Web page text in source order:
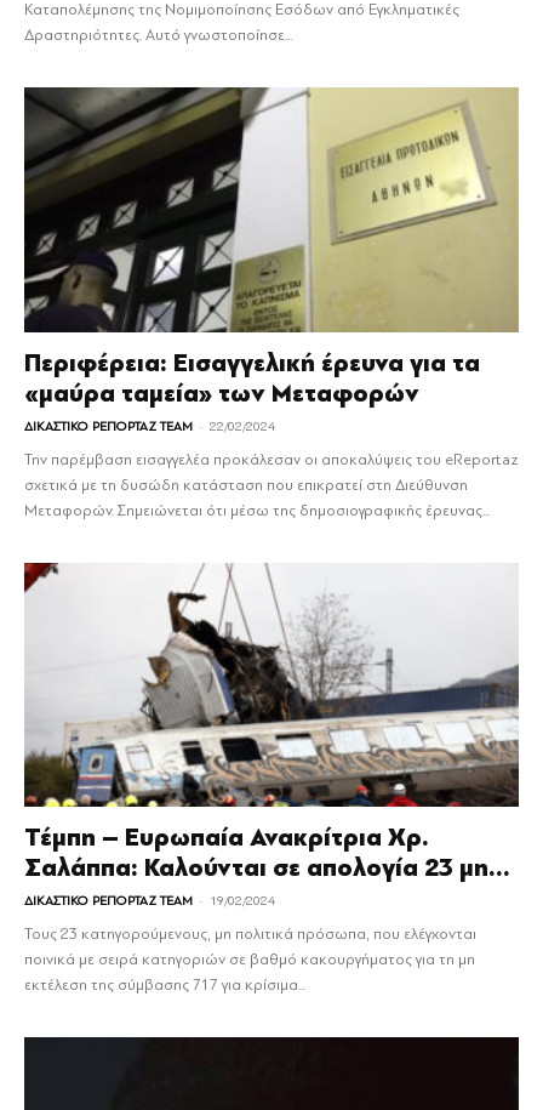
Καταπολέμησης της Νομιμοποίησης Εσόδων από Εγκληματικές
Δραστηριότητες. Αυτό γνωστοποίησε...
Περιφέρεια: Εισαγγελική έρευνα για τα
«μαύρα ταμεία» των Μεταφορών
ΔΙΚΑΣΤΙΚΟ ΡΕΠΟΡΤΑΖ TEAM - 22/02/2024
Την παρέμβαση εισαγγελέα προκάλεσαν οι αποκαλύψεις του eReportaz
σχετικά με τη δυσώδη κατάσταση που επικρατεί στη Διεύθυνση
Μεταφορών. Σημειώνεται ότι μέσω της δημοσιογραφικής έρευνας...
Τέμπη – Ευρωπαία Ανακρίτρια Χρ.
Σαλάππα: Καλούνται σε απολογία 23 μη...
ΔΙΚΑΣΤΙΚΟ ΡΕΠΟΡΤΑΖ TEAM - 19/02/2024
Τους 23 κατηγορούμενους, μη πολιτικά πρόσωπα, που ελέγχονται
ποινικά με σειρά κατηγοριών σε βαθμό κακουργήματος για τη μη
εκτέλεση της σύμβασης 717 για κρίσιμα...